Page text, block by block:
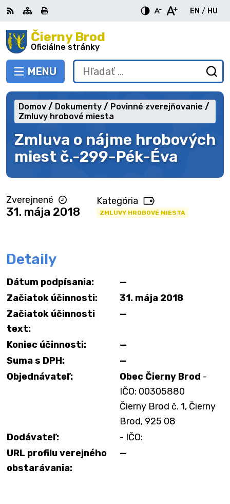
Preskočiť
na
obsah Čierny Brod
Oficiálne stránky
PREPNÚŤ
MENU
RSS MapaTlačiť
EN
English
/ HU
Hľadať:
Zmluva o nájme hrobových
miest č.-299-Pék-Éva
Domov Dokumenty
Povinné zverejňovanie
Zmluvy hrobové miesta
Zverejnené
31. mája 2018
Kategória
ZMLUVY HROBOVÉ MIESTA
Detaily
Dátum podpísania:
—
Začiatok účinnosti:
31. mája 2018
Začiatok účinnosti
text:
—
Koniec účinnosti:
—
Suma s DPH:
—
Objednávateľ:
Obec Čierny Brod -
IČO: 00305880
Čierny Brod č. 1, Čierny
Brod, 925 08
Dodávateľ:
- IČO:
URL profilu verejného
obstarávania:
—